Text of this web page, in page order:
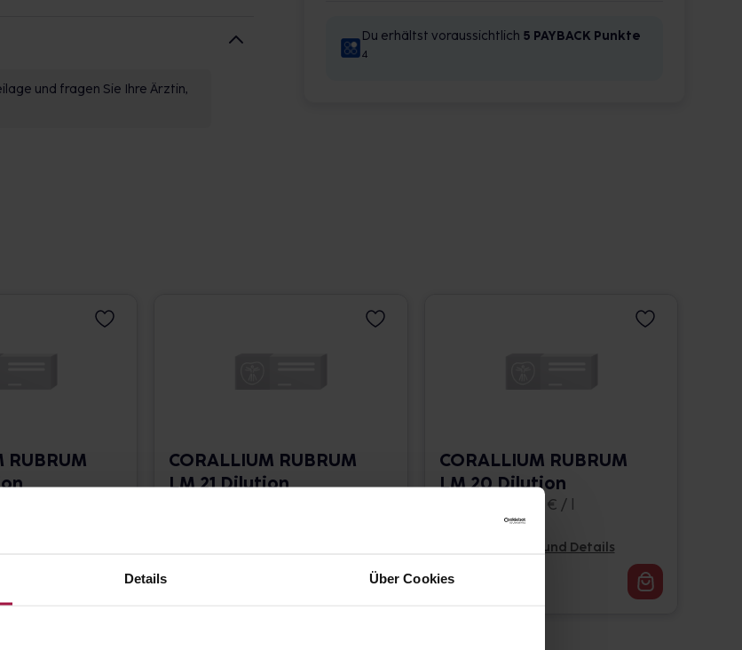
Details Über Cookies
und fragen Sie Ihre Ärztin,
Du erhältst voraussichtlich 5 PAYBACK Punkte
4
RUBRUM
CORALLIUM RUBRUM
LM 21 Dilution
CORALLIUM RUBRUM
LM 20 Dilution
10 ml • 1.662,00 € / l
Pflichtangaben und Details
16,62